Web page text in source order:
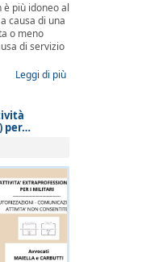
più idoneo al
causa di una
o meno
di servizio
Leggi di più
per…